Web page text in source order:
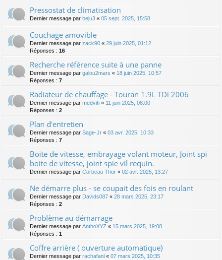
Pressostat de climatisation
Dernier message par beju3 « 05 sept. 2025, 15:58
Couchage amovible
Dernier message par zack90 « 29 juin 2025, 01:12
Réponses : 16
Recherche référence suite à une panne
Dernier message par galou2mars « 18 juin 2025, 10:57
Réponses : 7
Radiateur de chauffage - Touran 1.9L TDi 2006
Dernier message par medvih « 11 juin 2025, 08:00
Réponses : 2
Plan d'entretien
Dernier message par Sage-Jr « 03 avr. 2025, 10:33
Réponses : 7
Boite de vitesse, embrayage volant moteur, Joint spi
boite de vitesse, joint spie vil requin.
Dernier message par Corbeau Thor « 02 avr. 2025, 13:27
Ne démarre plus - se coupait des fois en roulant
Dernier message par Davids087 « 28 mars 2025, 23:17
Réponses : 2
Problème au démarrage
Dernier message par AnthoXYZ « 15 mars 2025, 19:08
Réponses : 1
Coffre arrière ( ouverture automatique)
Dernier message par rachafani « 07 mars 2025, 10:35